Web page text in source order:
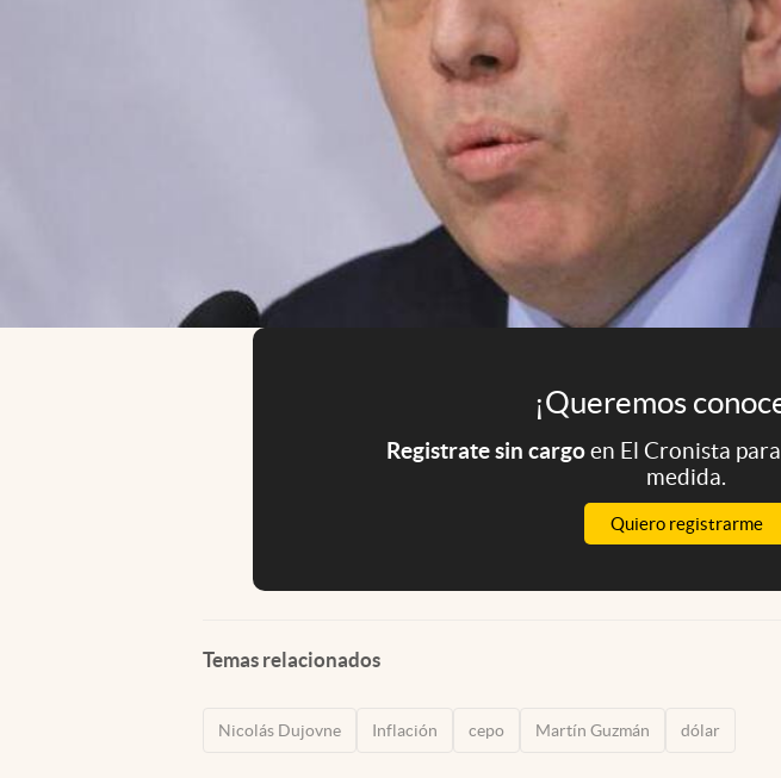
¡Queremos
Registrate sin cargoen El Cronista
medida.
Quiero registrarme
Temas relacionados
Nicolás Dujovne Inflación cepo Martín Guzmán dólar